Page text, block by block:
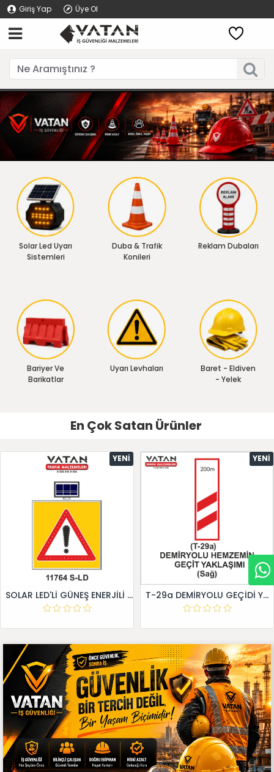
Giriş Yap Üye Ol
Solar Led Uyarı
Sistemleri
Duba & Trafik
Konileri
Reklam Dubaları
Bariyer Ve
Barikatlar
Uyarı Levhaları
Baret - Eldiven
- Yelek
En Çok Satan Ürünler
YENI
SOLAR LED'Lİ GÜNEŞ ENERJİLİ LEVHA
YENI
T-29a DEMİRYOLU GEÇİDİ YAKLAŞIM LEVHALARI (Sağ)